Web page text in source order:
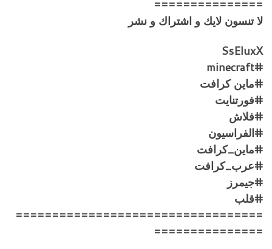
===============
لا تنسون لايك و اشتراك و نشر
SsEluxX
#minecraft
#ماين كرافت
#فورتنايت
#فلاش
#الفراسيون
#ماين_كرافت
#عرب_كرافت
#جيمرز
#قلب
==================================
===============